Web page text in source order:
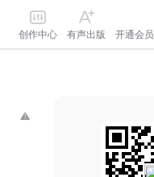
创作中心 有声出版 开通会员